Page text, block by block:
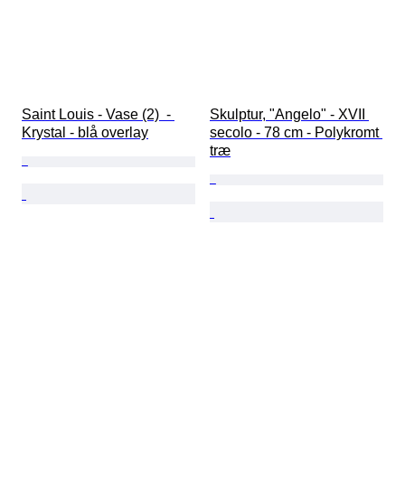
Saint Louis - Vase (2)  -
Krystal - blå overlay
Skulptur, "Angelo" - XVII
secolo - 78 cm - Polykromt
træ